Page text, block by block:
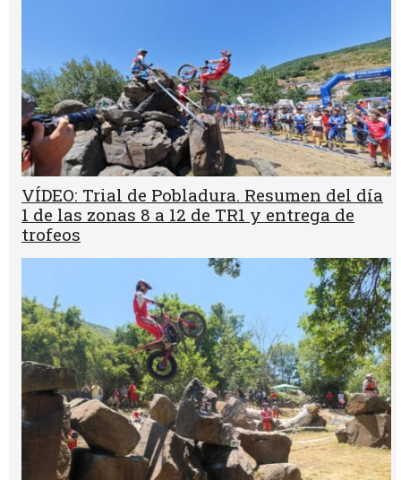
VÍDEO: Trial de Pobladura. Resumen del día
1 de las zonas 8 a 12 de TR1 y entrega de
trofeos